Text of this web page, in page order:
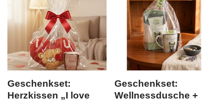
Geschenkset:
Herzkissen „I love
Geschenkset:
Wellnessdusche +